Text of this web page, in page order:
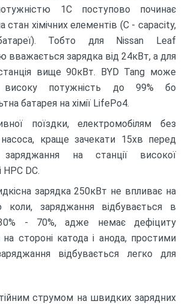
1С поступово починає
стан хімічних елементів (С - capacity,
Тобто для Nissan Leaf
вважається зарядка від 24кВт, а для
вище 90кВт. BYD Tang може
високу потужність до 99% бо
батарея на хімії LifePo4.
поїздки, електромобілям без
насоса, краще зачекати 15хв перед
на станції високої
DC.
зарядка 250кВт не впливає на
коли, заряджання відбувається в
30% - 70%, адже немає дефіциту
на стороні катода і анода, простими
відбувається легко для
струмом на швидких зарядних